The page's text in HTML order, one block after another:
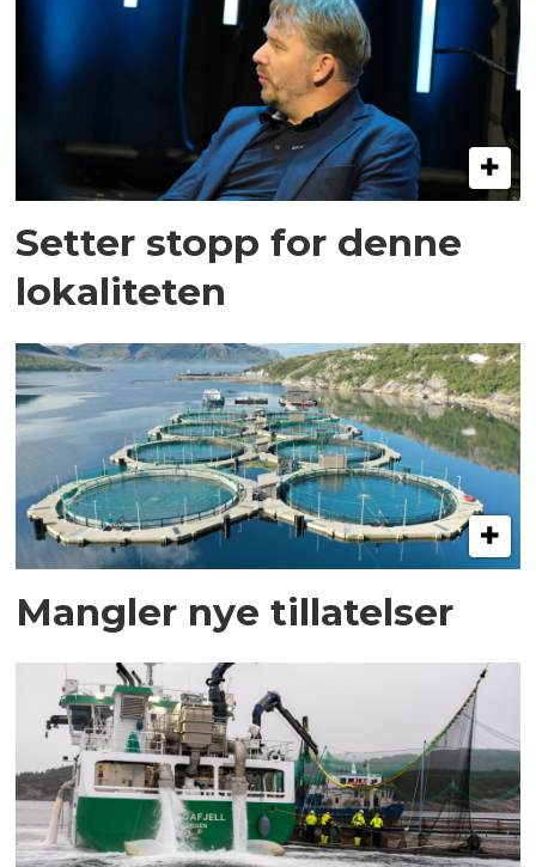
Setter stopp for denne
lokaliteten
Mangler nye tillatelser